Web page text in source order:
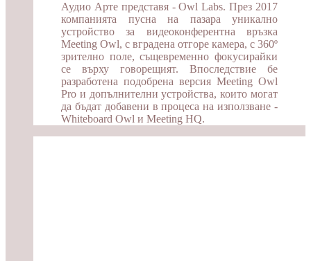
Аудио Арте представя - Owl Labs. През 2017
компанията пусна на пазара уникално
устройство за видеоконферентна връзка
Meeting Owl, с вградена отгоре камера, с 360º
зрително поле, същевременно фокусирайки
се върху говорещият. Впоследствие бе
разработена подобрена версия Meeting Owl
Pro и допълнителни устройства, които могат
да бъдат добавени в процеса на използване -
Whiteboard Owl и Meeting HQ.